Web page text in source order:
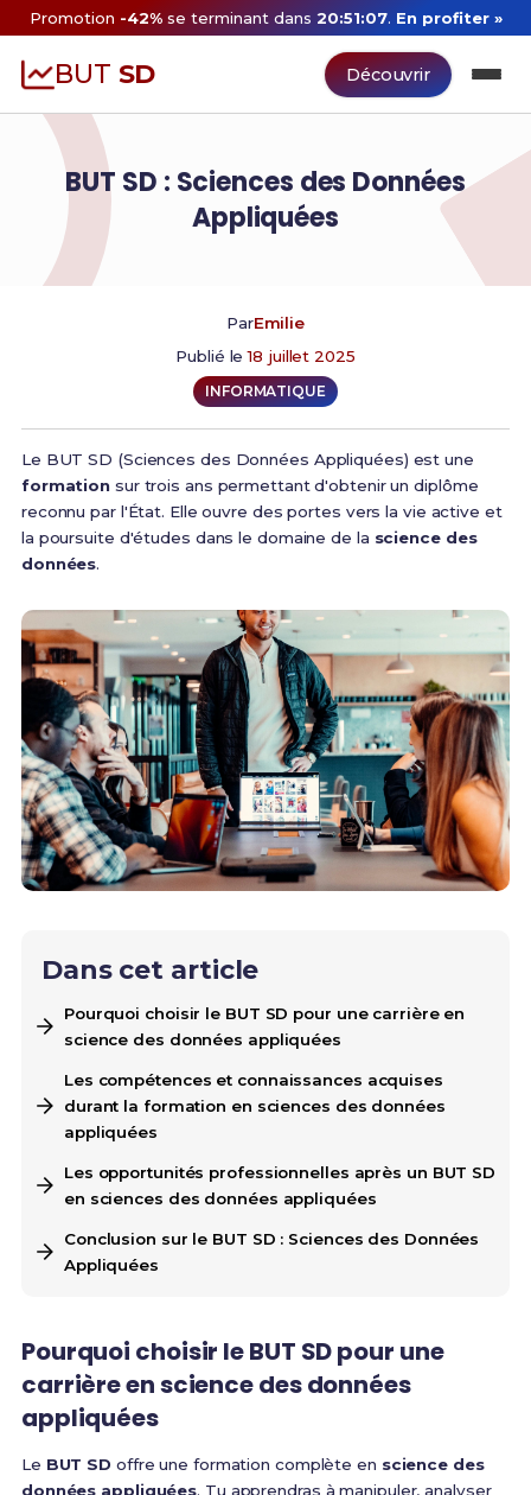
Promotion -42%se terminant dans 20:51:06. En profiter »
BUT SD Découvrir
BUT SD : Sciences des Données
Appliquées
ParEmilie
Publié le18 juillet 2025
INFORMATIQUE
Le BUT SD (Sciences des Données Appliquées) est une
formation sur trois ans permettant d'obtenir un diplôme
reconnu par l'État. Elle ouvre des portes vers la vie active et
la poursuite d'études dans le domaine de la science des
données.
Dans cet article
Pourquoi choisir le BUT SD pour une carrière en
science des données appliquées
Les compétences et connaissances acquises
durant la formation en sciences des données
appliquées
Les opportunités professionnelles après un BUT SD
en sciences des données appliquées
Conclusion sur le BUT SD : Sciences des Données
Appliquées
Pourquoi choisir le BUT SD pour une
carrière en science des données
appliquées
Le BUT SD offre une formation complète en science des
données appliquées. Tu apprendras à manipuler, analyser